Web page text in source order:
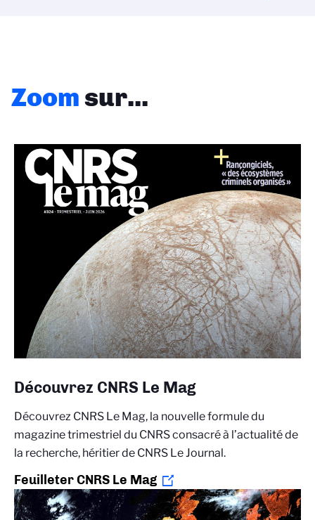
Zoomsur...
Découvrez CNRS Le Mag
Découvrez CNRS Le Mag, la nouvelle formule du
magazine trimestriel du CNRS consacré à l’actualité de
la recherche, héritier de CNRS Le Journal.
Feuilleter CNRS Le Mag